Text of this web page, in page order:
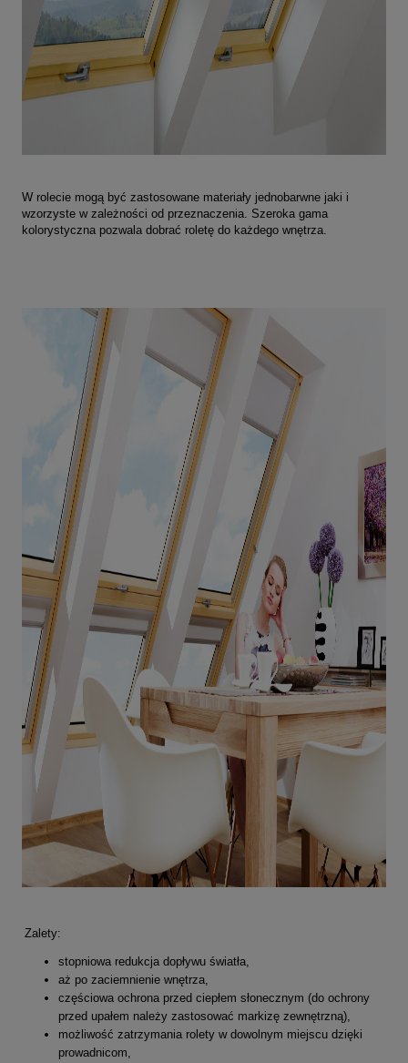
W rolecie mogą być zastosowane materiały jednobarwne jaki i
wzorzyste w zależności od przeznaczenia. Szeroka gama
kolorystyczna pozwala dobrać roletę do każdego wnętrza.
Zalety:
stopniowa redukcja dopływu światła,
aż po zaciemnienie wnętrza,
częściowa ochrona przed ciepłem słonecznym (do ochrony
przed upałem należy zastosować markizę zewnętrzną),
możliwość zatrzymania rolety w dowolnym miejscu dzięki
prowadnicom,